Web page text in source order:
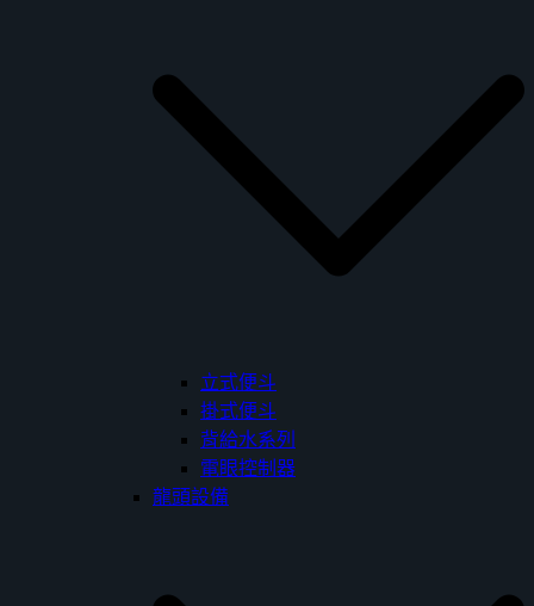
立式便斗
掛式便斗
背給水系列
電眼控制器
龍頭設備